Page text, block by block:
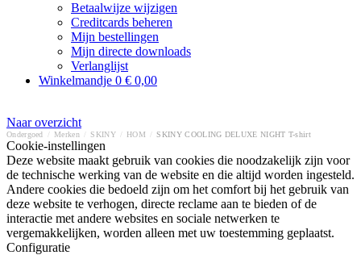
Betaalwijze wijzigen
Creditcards beheren
Mijn bestellingen
Mijn directe downloads
Verlanglijst
Winkelmandje 0 € 0,00
Naar overzicht
Ondergoed Merken SKINY HOM SKINY COOLING DELUXE NIGHT T-shirt
Cookie-instellingen
Deze website maakt gebruik van cookies die noodzakelijk zijn voor
de technische werking van de website en die altijd worden ingesteld.
Andere cookies die bedoeld zijn om het comfort bij het gebruik van
deze website te verhogen, directe reclame aan te bieden of de
interactie met andere websites en sociale netwerken te
vergemakkelijken, worden alleen met uw toestemming geplaatst.
Configuratie